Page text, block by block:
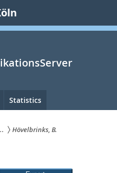
Statistics
Hövelbrinks, B.